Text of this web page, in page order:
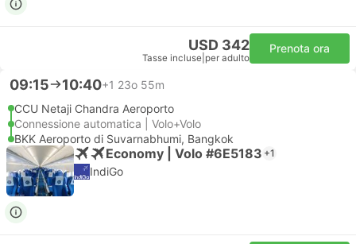
USD 342
Tasse incluse per adulto
Prenota ora
09:15 10:40+1 23o 55m
CCU Netaji Chandra Aeroporto
Connessione automatica | Volo+Volo
BKK Aeroporto di Suvarnabhumi, Bangkok
Economy | Volo #6E5183 +1
IndiGo